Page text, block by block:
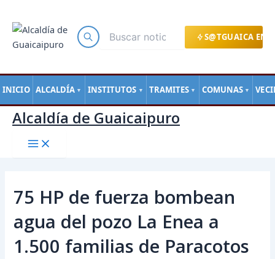
S@TGUAICA EN
INICIO ALCALDÍA ▼ INSTITUTOS ▼ TRAMITES ▼ COMUNAS ▼
contenido
Alcaldía de Guaicaipuro
75 HP de fuerza bombean
agua del pozo La Enea a
1.500 familias de Paracotos
de
entradas